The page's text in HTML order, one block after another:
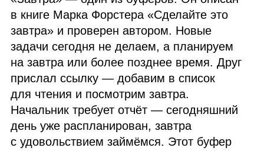
в книге Марка Форстера «Сделайте это
завтра» и проверен автором. Новые
задачи сегодня не делаем, а планируем
на завтра или более позднее время. Друг
прислал ссылку — добавим в список
для чтения и посмотрим завтра.
Начальник требует отчёт — сегодняшний
день уже распланирован, завтра
с удовольствием займёмся. Этот буфер